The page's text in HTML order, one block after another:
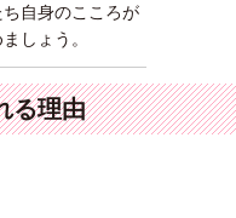
自身のこころが
しょう。
る理由